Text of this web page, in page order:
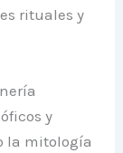
rituales y
y
la mitología